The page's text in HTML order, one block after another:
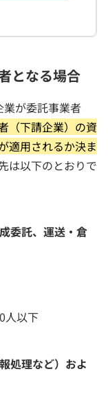
となる場合
が委託事業者
（下請企業）の資
適用されるか決ま
は以下のとおりで
委託、運送・倉
人以下
処理など）およ